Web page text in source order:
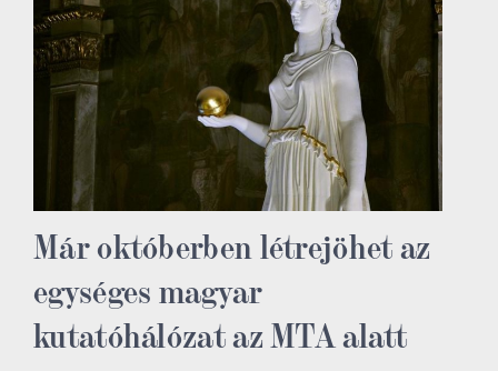
Már októberben létrejöhet az
egységes magyar
kutatóhálózat az MTA alatt